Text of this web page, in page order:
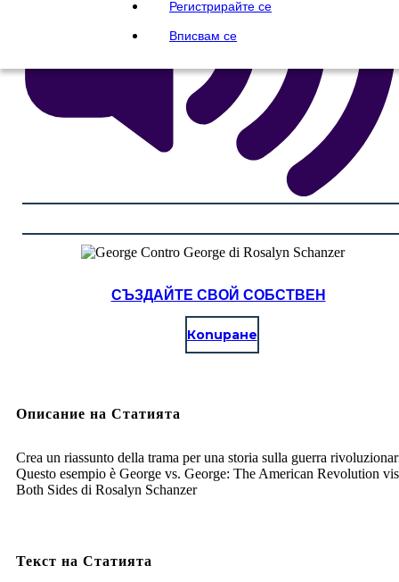
Регистрирайте се
Вписвам се
СЪЗДАЙТЕ СВОЙ СОБСТВЕН
Копиране
Описание на Статията
Crea un riassunto della trama per una storia sulla guerra
Questo esempio è George vs. George: The American Revolution
Both Sides di Rosalyn Schanzer
Текст на Статията